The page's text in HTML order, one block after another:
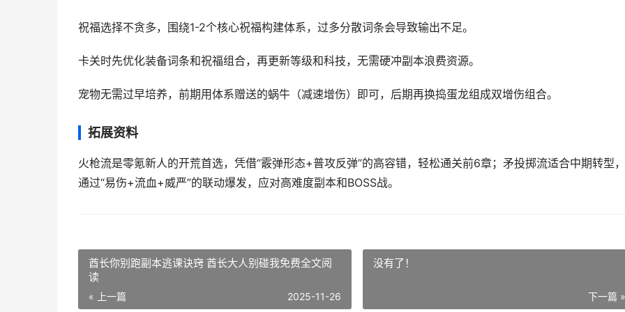
祝福选择不贪多，围绕1-2个核心祝福构建体系，过多分散词条会导致输出不足。
卡关时先优化装备词条和祝福组合，再更新等级和科技，无需硬冲副本浪费资源。
宠物无需过早培养，前期用体系赠送的蜗牛（减速增伤）即可，后期再换捣蛋龙组成双增伤组合。
拓展资料
火枪流是零氪新人的开荒首选，凭借“霰弹形态+普攻反弹”的高容错，轻松通关前6章；矛投掷流适合中期转型，
通过“易伤+流血+威严”的联动爆发，应对高难度副本和BOSS战。
酋长你别跑副本逃课诀窍 酋长大人别碰我免费全文阅
读
« 上一篇 2025-11-26
没有了！
下一篇 »